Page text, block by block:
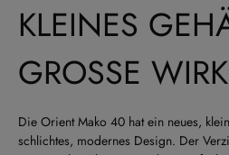
KLEINES
GROSSE
Die Orient Mako 40 hat ein neues,
schlichtes, modernes Design. Der